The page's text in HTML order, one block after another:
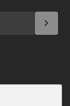
chevron_right